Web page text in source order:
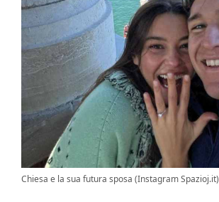
Chiesa e la sua futura sposa (Instagram Spazioj.it)